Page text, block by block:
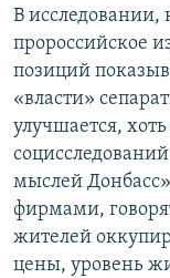
В исследовании,
пророссийское
позиций
«власти»
улучшается,
мыслей
фирмами,
жителей
цены, уровень